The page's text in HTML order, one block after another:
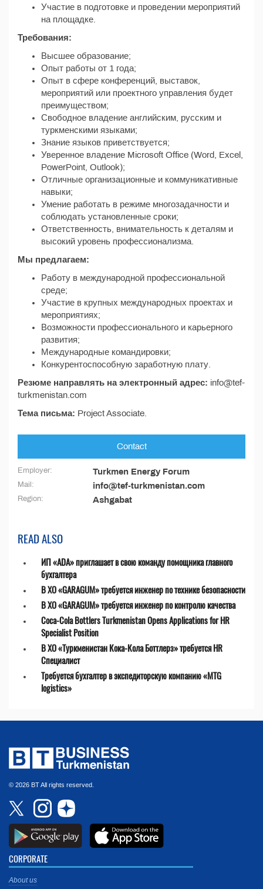
Участие в подготовке и проведении мероприятий
на площадке.
Требования:
Высшее образование;
Опыт работы от 1 года;
Опыт в сфере конференций, выставок,
мероприятий или проектного управления будет
преимуществом;
Свободное владение английским, русским и
туркменскими языками;
Знание языков приветствуется;
Уверенное владение Microsoft Office (Word, Excel,
PowerPoint, Outlook);
Отличные организационные и коммуникативные
навыки;
Умение работать в режиме многозадачности и
соблюдать установленные сроки;
Ответственность, внимательность к деталям и
высокий уровень профессионализма.
Мы предлагаем:
Работу в международной профессиональной
среде;
Участие в крупных международных проектах и
мероприятиях;
Возможности профессионального и карьерного
развития;
Международные командировки;
Конкурентоспособную заработную плату.
Резюме направлять на электронный адрес: info@tef-
turkmenistan.com
Тема письма: Project Associate.
Contact
Employer: Turkmen Energy Forum
Mail: info@tef-turkmenistan.com
Region: Ashgabat
READ ALSO
ИП «ADA» приглашает в свою команду помощника главного
бухгалтера
В ХО «GARAGUM» требуется инженер по технике безопасности
В ХО «GARAGUM» требуется инженер по контролю качества
Coca-Cola Bottlers Turkmenistan Opens Applications for HR
Specialist Position
В ХО «Туркменистан Кока-Кола Боттлерз» требуется HR
Специалист
Требуется бухгалтер в экспедиторскую компанию «MTG
logistics»
© 2026 BT All rights reserved.
CORPORATE
About us